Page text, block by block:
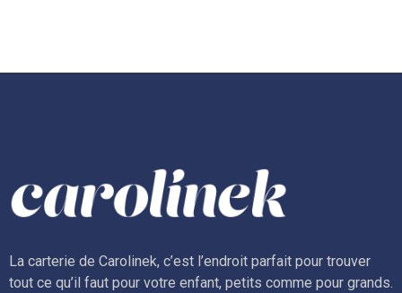
La carterie de Carolinek, c’est l’endroit parfait pour trouver
tout ce qu’il faut pour votre enfant, petits comme pour grands.